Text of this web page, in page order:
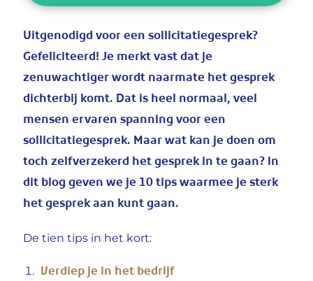
Uitgenodigd voor een sollicitatiegesprek?
Gefeliciteerd! Je merkt vast dat je
zenuwachtiger wordt naarmate het gesprek
dichterbij komt. Dat is heel normaal, veel
mensen ervaren spanning voor een
sollicitatiegesprek. Maar wat kan je doen om
toch zelfverzekerd het gesprek in te gaan? In
dit blog geven we je 10 tips waarmee je sterk
het gesprek aan kunt gaan.
De tien tips in het kort:
Verdiep je in het bedrijf